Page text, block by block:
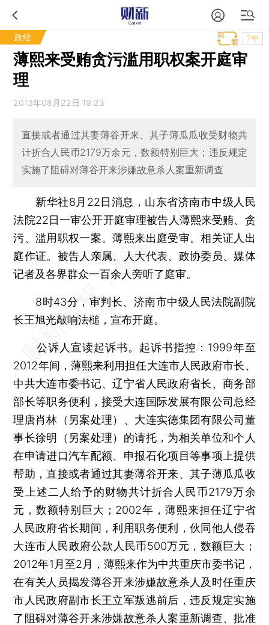
政经 T中
薄熙来受贿贪污滥用职权案开庭审
理
2013年08月22日 19:23
直接或者通过其妻薄谷开来、其子薄瓜瓜收受财物共
计折合人民币2179万余元，数额特别巨大；违反规定
实施了阻碍对薄谷开来涉嫌故意杀人案重新调查
新华社8月22日消息，山东省济南市中级人民
法院22日一审公开开庭审理被告人薄熙来受贿、贪
污、滥用职权一案。薄熙来出庭受审。相关证人出
庭作证。被告人亲属、人大代表、政协委员、媒体
记者及各界群众一百余人旁听了庭审。
8时43分，审判长、济南市中级人民法院副院
长王旭光敲响法槌，宣布开庭。
公诉人宣读起诉书。起诉书指控：1999年至
2012年间，薄熙来利用担任大连市人民政府市长、
中共大连市委书记、辽宁省人民政府省长、商务部
部长等职务便利，接受大连国际发展有限公司总经
理唐肖林（另案处理）、大连实德集团有限公司董
事长徐明（另案处理）的请托，为相关单位和个人
在申请进口汽车配额、申报石化项目等事项上提供
帮助，直接或者通过其妻薄谷开来、其子薄瓜瓜收
受上述二人给予的财物共计折合人民币2179万余
元，数额特别巨大；2002年，薄熙来担任辽宁省
人民政府省长期间，利用职务便利，伙同他人侵吞
大连市人民政府公款人民币500万元，数额巨大；
2012年1月至2月，薄熙来作为中共重庆市委书记，
在有关人员揭发薄谷开来涉嫌故意杀人及时任重庆
市人民政府副市长王立军叛逃前后，违反规定实施
了阻碍对薄谷开来涉嫌故意杀人案重新调查、批准